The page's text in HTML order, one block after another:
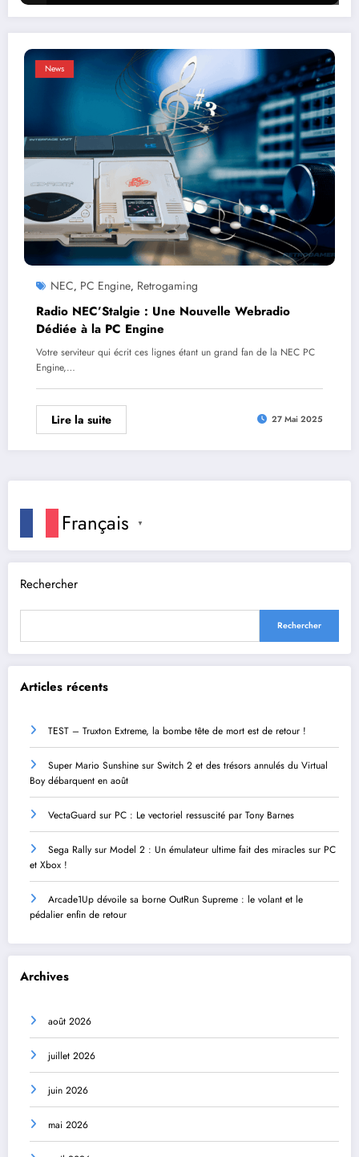
News
NEC, PC Engine, Retrogaming
Radio NEC’Stalgie : Une Nouvelle Webradio
Dédiée à la PC Engine
Votre serviteur qui écrit ces lignes étant un grand fan de la NEC PC
Engine,…
Lire la suite 27 Mai 2025
Français ▼
Rechercher
Rechercher
Articles récents
TEST – Truxton Extreme, la bombe tête de mort est de retour !
Super Mario Sunshine sur Switch 2 et des trésors annulés du Virtual
Boy débarquent en août
VectaGuard sur PC : Le vectoriel ressuscité par Tony Barnes
Sega Rally sur Model 2 : Un émulateur ultime fait des miracles sur PC
et Xbox !
Arcade1Up dévoile sa borne OutRun Supreme : le volant et le
pédalier enfin de retour
Archives
août 2026
juillet 2026
juin 2026
mai 2026